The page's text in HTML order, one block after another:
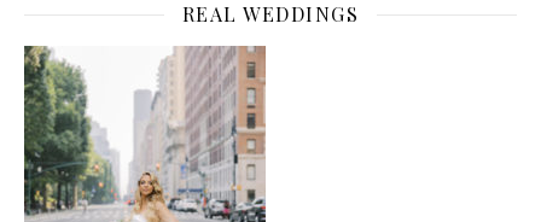
REAL WEDDINGS